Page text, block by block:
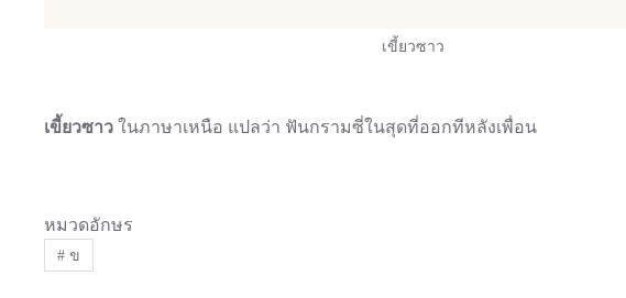
เขี้ยวซาว
เขี้ยวซาว ในภาษาเหนือ แปลว่า ฟันกรามซี่ในสุดที่ออกทีหลังเพื่อน
หมวดอักษร
#ข